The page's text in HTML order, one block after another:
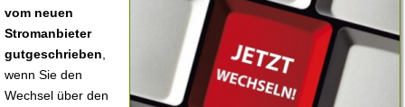
vom neuen
Stromanbieter
gutgeschrieben
wenn Sie den
Wechsel über den